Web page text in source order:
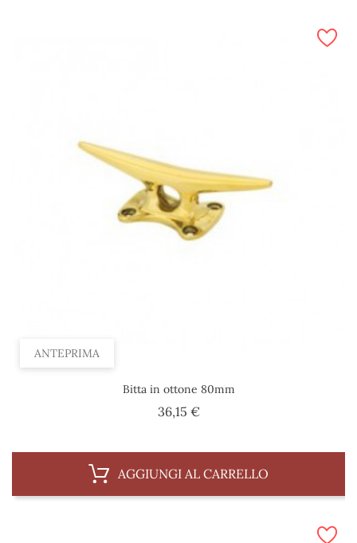
ANTEPRIMA
Bitta in ottone 80mm
36,15 €Prezzo
AGGIUNGI AL CARRELLO